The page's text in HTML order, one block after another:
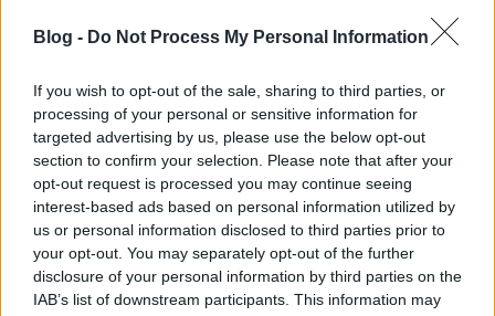
Blog - Do Not Process My Personal Information
If you wish to opt-out of the sale, sharing to third parties, or
processing of your personal or sensitive information for
targeted advertising by us, please use the below opt-out
section to confirm your selection. Please note that after your
opt-out request is processed you may continue seeing
interest-based ads based on personal information utilized by
us or personal information disclosed to third parties prior to
your opt-out. You may separately opt-out of the further
disclosure of your personal information by third parties on the
IAB’s list of downstream participants. This information may
Siíta ipari dub, AI-támogatott hardtechno-örvény és
az iráni kísérleti elektronika legjava is ott lesz
kiadó trafós buliján.